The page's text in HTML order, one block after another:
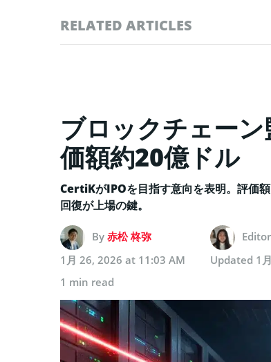
RELATED ARTICLES
ブロックチェー
価額約20億ドル
CertiKがIPOを目指す意向を表明。評価
回復が上場の鍵。
By 赤松 柊弥 Editor
1月 26, 2026 at 11:03 AM
Updated 1
1 min read